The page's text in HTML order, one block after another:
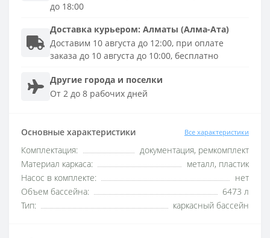
до 18:00
Доставка курьером: Алматы (Алма-Ата)
Доставим 10 августа до 12:00, при оплате
заказа до 10 августа до 10:00, бесплатно
Другие города и поселки
От 2 до 8 рабочих дней
Основные характеристики Все характеристики
Комплектация:
документация, ремкомплект
Материал каркаса:
металл, пластик
Насос в комплекте:
нет
Объем бассейна:
6473 л
Тип:
каркасный бассейн